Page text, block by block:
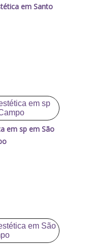
em Santo
em sp em São